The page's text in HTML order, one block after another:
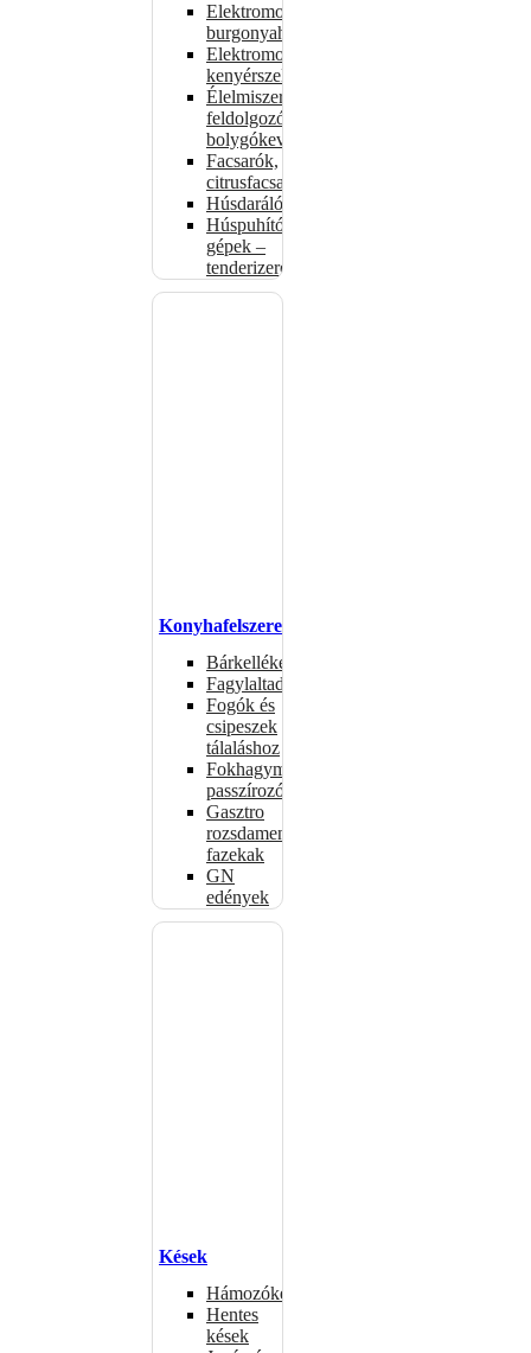
Elektromos
burgonyahámozók
Elektromos
kenyérszeletelők
Élelmiszer-
feldolgozók –
bolygókeverők
Facsarók,
citrusfacsarók
Húsdarálók
Húspuhító
gépek –
tenderizerek
Konyhafelszerelés
Bárkellékek
Fagylaltadagolók
Fogók és
csipeszek
tálaláshoz
Fokhagymaprések,
passzírozók
Gasztro
rozsdamentes
fazekak
GN
edények
Kések
Hámozókések
Hentes
kések